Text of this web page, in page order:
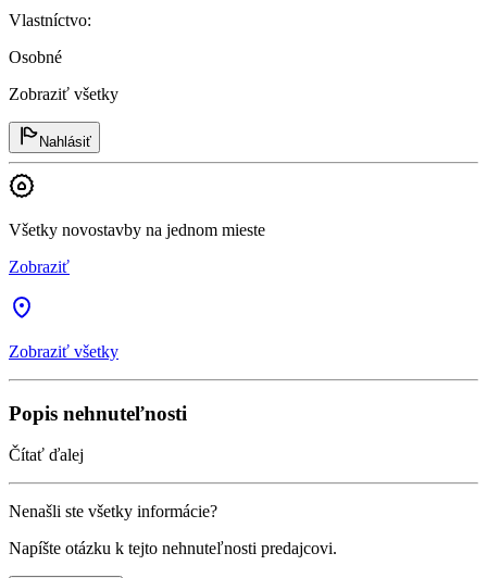
Vlastníctvo:
Osobné
Zobraziť všetky
Nahlásiť
Všetky novostavby na jednom mieste
Zobraziť
Zobraziť všetky
Popis nehnuteľnosti
Čítať ďalej
Nenašli ste všetky informácie?
Napíšte otázku k tejto nehnuteľnosti predajcovi.